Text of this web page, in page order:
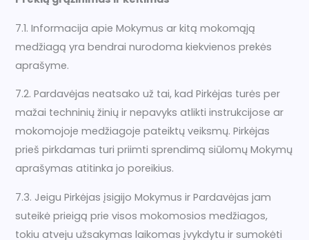
7.1. Informacija apie Mokymus ar kitą mokomąją
medžiagą yra bendrai nurodoma kiekvienos prekės
aprašyme.
7.2. Pardavėjas neatsako už tai, kad Pirkėjas turės per
mažai techninių žinių ir nepavyks atlikti instrukcijose ar
mokomojoje medžiagoje pateiktų veiksmų. Pirkėjas
prieš pirkdamas turi priimti sprendimą siūlomų Mokymų
aprašymas atitinka jo poreikius.
7.3. Jeigu Pirkėjas įsigijo Mokymus ir Pardavėjas jam
suteikė prieigą prie visos mokomosios medžiagos,
tokiu atveju užsakymas laikomas įvykdytu ir sumokėti